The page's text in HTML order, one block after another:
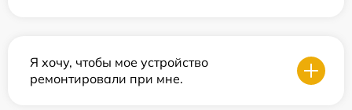
Я хочу, чтобы мое устройство
ремонтировали при мне.